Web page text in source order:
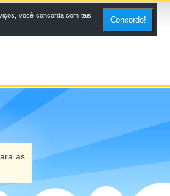
as
você concorda com tais
Concordo!